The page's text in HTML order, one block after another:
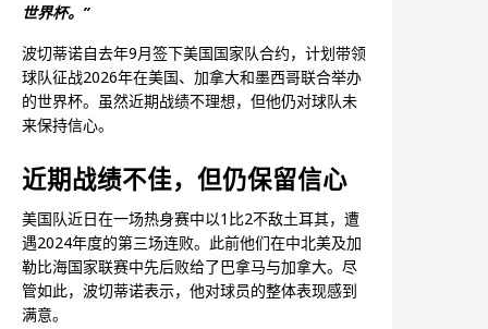
世界杯。”
波切蒂诺自去年9月签下美国国家队合约，计划带领
球队征战2026年在美国、加拿大和墨西哥联合举办
的世界杯。虽然近期战绩不理想，但他仍对球队未
来保持信心。
近期战绩不佳，但仍保留信心
美国队近日在一场热身赛中以1比2不敌土耳其，遭
遇2024年度的第三场连败。此前他们在中北美及加
勒比海国家联赛中先后败给了巴拿马与加拿大。尽
管如此，波切蒂诺表示，他对球员的整体表现感到
满意。